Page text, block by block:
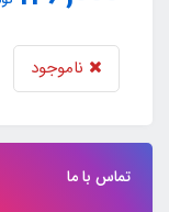
ناموجود
تماس با ما